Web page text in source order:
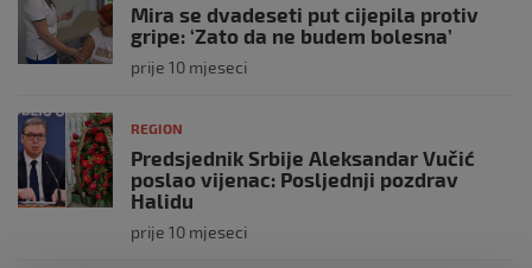
Mira se dvadeseti put cijepila protiv
gripe: ‘Zato da ne budem bolesna’
prije 10 mjeseci
REGION
Predsjednik Srbije Aleksandar Vučić
poslao vijenac: Posljednji pozdrav
Halidu
prije 10 mjeseci